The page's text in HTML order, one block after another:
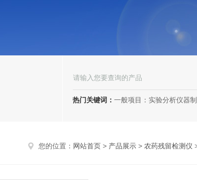
热门关键词： 一般项目：实验分析仪器制造；实验分析仪器销售；仪器仪表销售；仪器仪表制造；电子测量仪器销售；电子测量仪器制造；电子产品销售；环境保护专用设备制造；环境保护专用设备销售；办公设备销售；办公设备耗材制造；专用设备修理；信息安全设备制造；信息安全设备销售；物联网设备制造；通信设备制造；电子（气）物理设备及其他电子设备制造
您的位置： 网站首页 > 产品展示 > 农药残留检测仪